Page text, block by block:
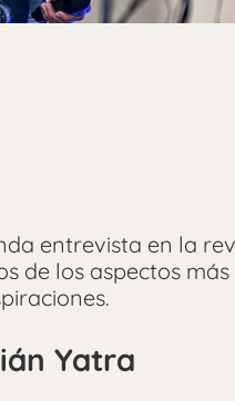
entrevista en la
de los aspectos
Yatra